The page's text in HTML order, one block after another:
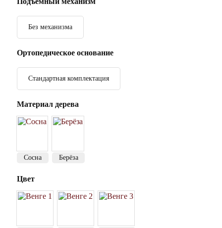
Без механизма
Ортопедическое основание
Стандартная комплектация
Материал дерева
Сосна Берёза
Цвет